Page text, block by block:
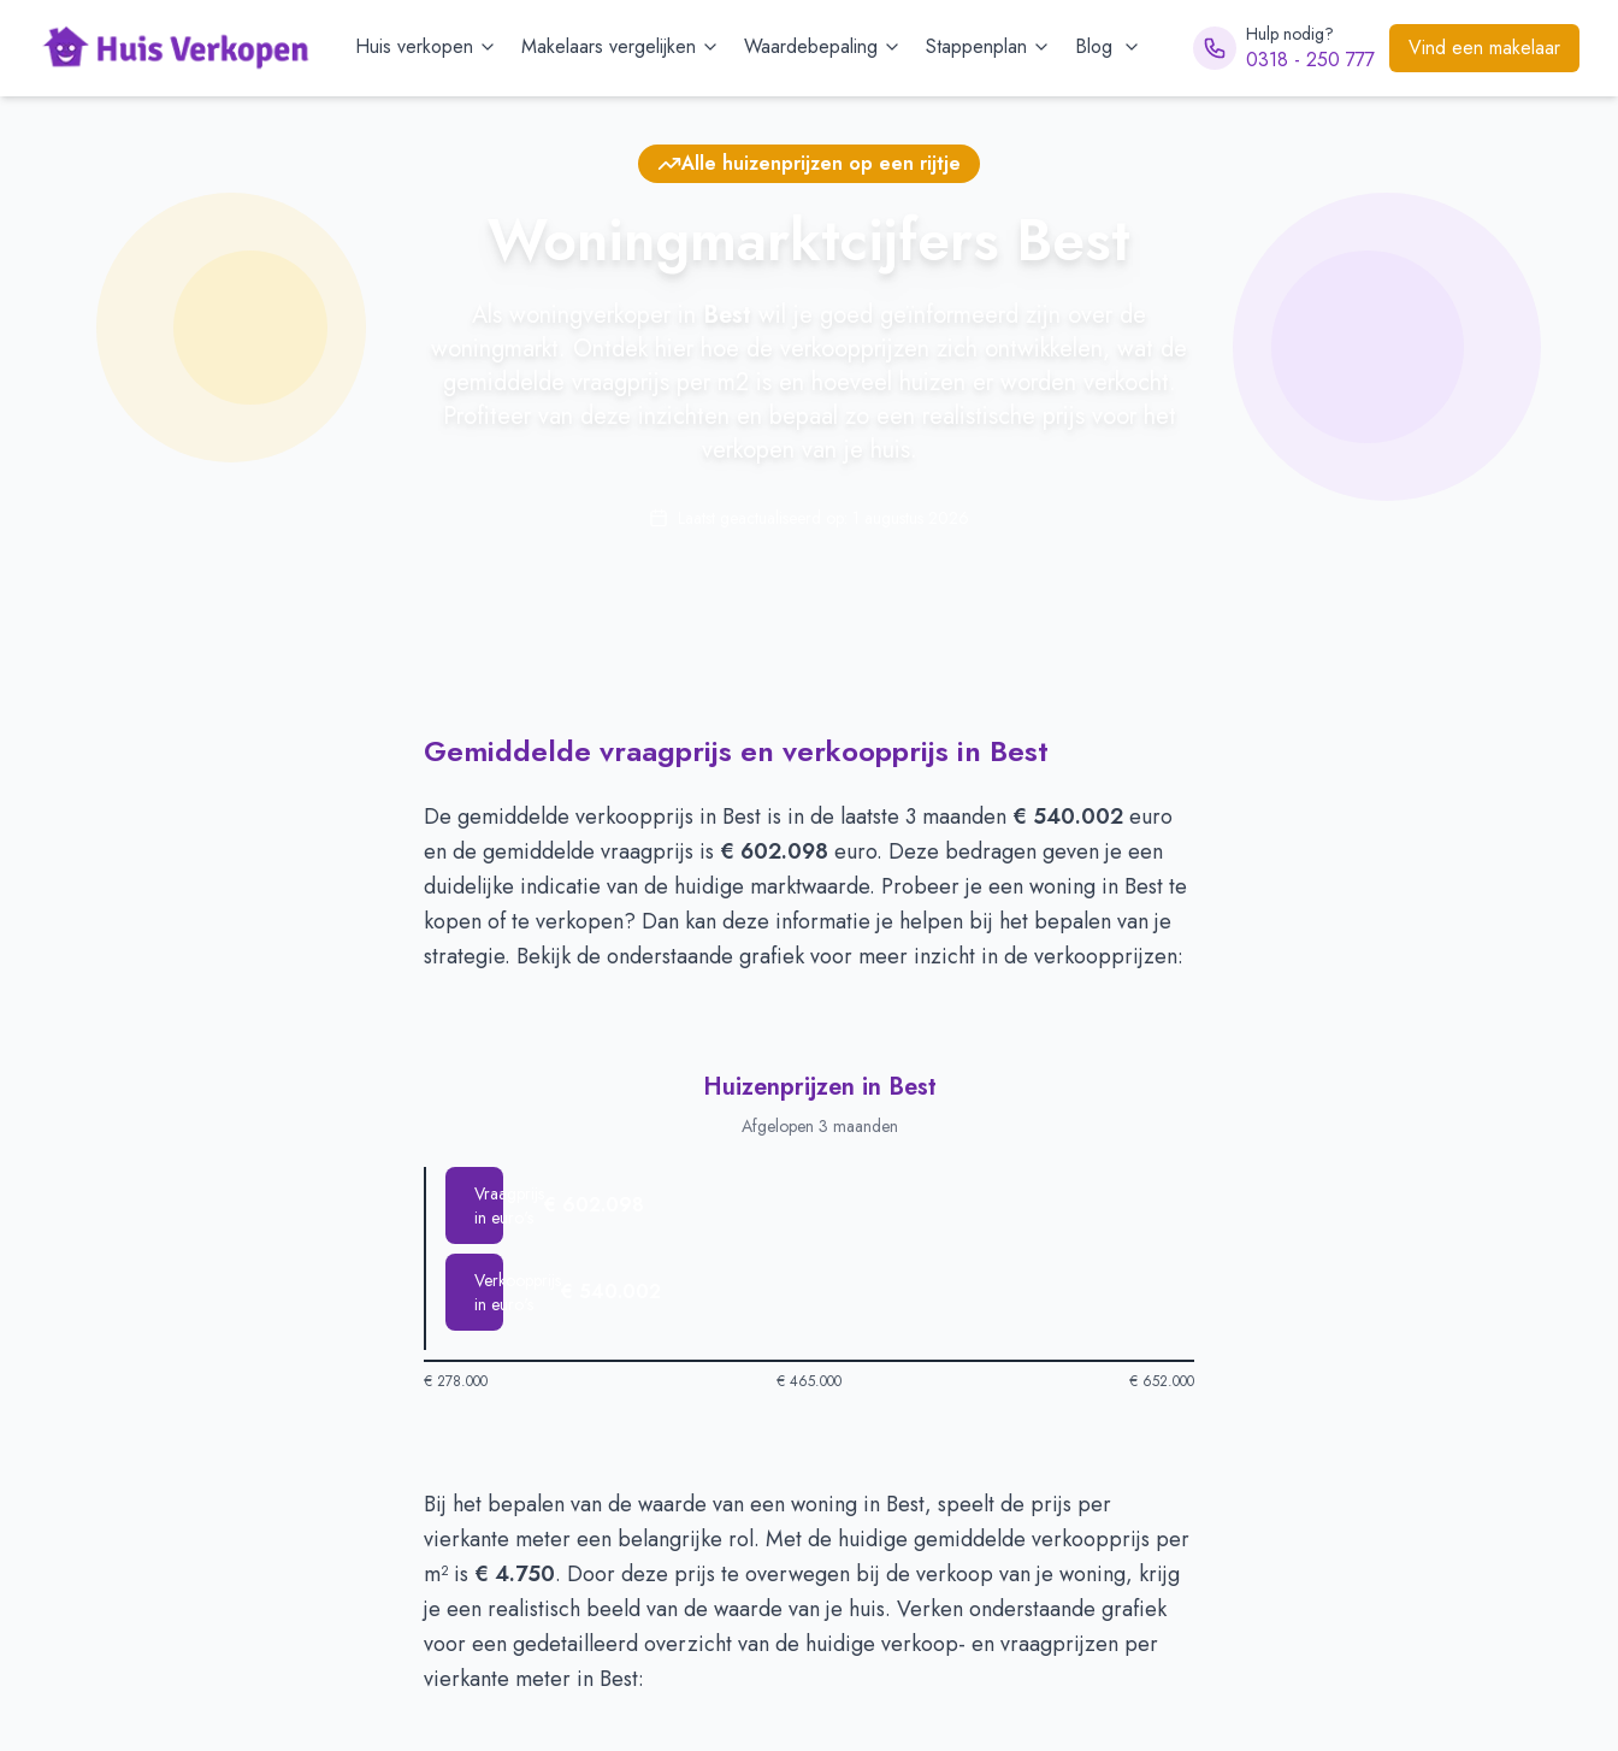
Huis verkopen Makelaars vergelijken Waardebepaling Stappenplan Blog Hulp nodig?
0318 - 250 777 Vind een makelaar
Alle huizenprijzen op een rijtje
Woningmarktcijfers Best
Best
Gemiddelde vraagprijs en verkoopprijs in Best
De gemiddelde verkoopprijs in Best is in de laatste 3 maanden € 540.002euro
en de gemiddelde vraagprijs is € 602.098 euro. Deze bedragen geven je een
duidelijke indicatie van de huidige marktwaarde. Probeer je een woning in Best te
kopen of te verkopen? Dan kan deze informatie je helpen bij het bepalen van je
strategie. Bekijk de onderstaande grafiek voor meer inzicht in de verkoopprijzen:
Huizenprijzen in Best
Afgelopen 3 maanden
Vraagprijs
in euro's
Verkoopprijs
in euro's
€ 278.000 € 465.000 € 652.000
Huizenprijzen in Best-Afgelopen 3 maanden
Type
Bedrag
Vraagprijs in euro's
€ 602.098
Verkoopprijs in euro's
€ 540.002
Bij het bepalen van de waarde van een woning in Best, speelt de prijs per
vierkante meter een belangrijke rol. Met de huidige gemiddelde verkoopprijs per
m² is € 4.750. Door deze prijs te overwegen bij de verkoop van je woning, krijg
je een realistisch beeld van de waarde van je huis. Verken onderstaande grafiek
voor een gedetailleerd overzicht van de huidige verkoop- en vraagprijzen per
vierkante meter in Best: